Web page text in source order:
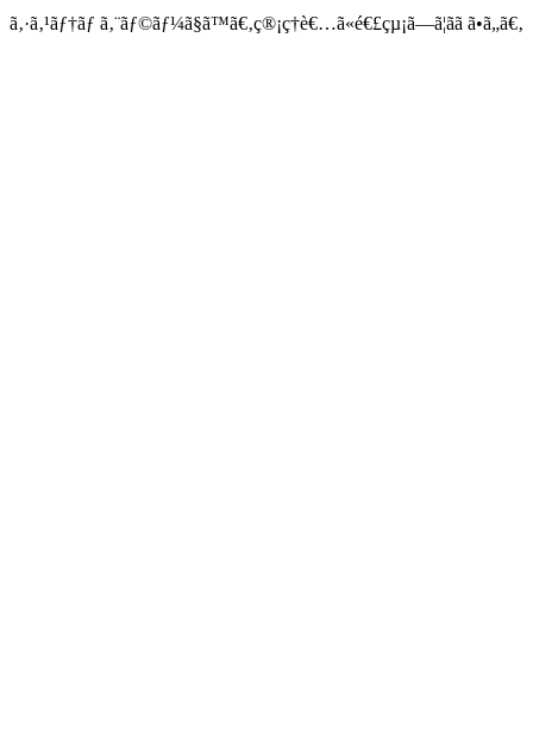
ã‚·ã‚¹ãƒ†ãƒ ã‚¨ãƒ©ãƒ¼ã§ã™ã€‚ç®¡ç†è€…ã«é€£çµ¡ã—ã¦ãã ã•ã„ã€‚